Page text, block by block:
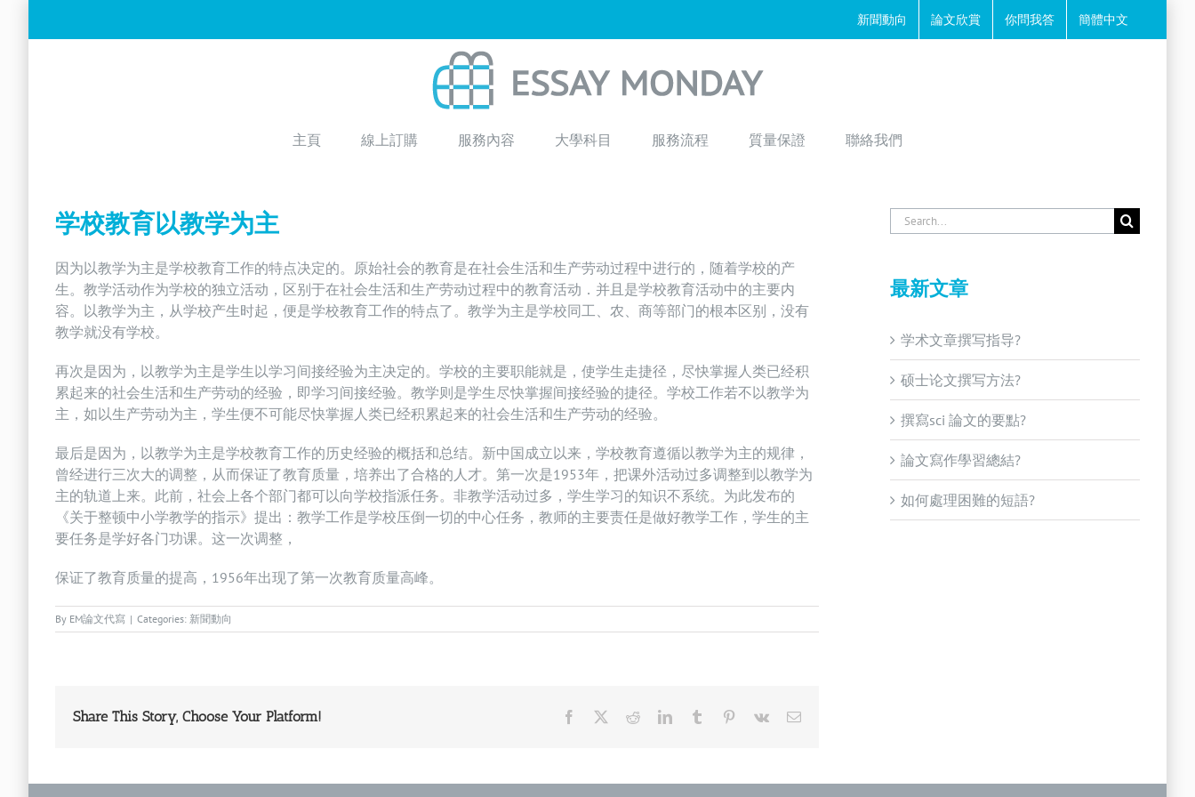
新聞動向 論文欣賞 你問我答 簡體中文
主頁 線上訂購 服務內容 大學科目 服務流程 質量保證 聯絡我們
学校教育以教学为主
因为以教学为主是学校教育工作的特点决定的。原始社会的教育是在社会生活和生产劳动过程中进行的，随着学校的产
生。教学活动作为学校的独立活动，区别于在社会生活和生产劳动过程中的教育活动．并且是学校教育活动中的主要内
容。以教学为主，从学校产生时起，便是学校教育工作的特点了。教学为主是学校同工、农、商等部门的根本区别，没有
教学就没有学校。
再次是因为，以教学为主是学生以学习间接经验为主决定的。学校的主要职能就是，使学生走捷径，尽快掌握人类已经积
累起来的社会生活和生产劳动的经验，即学习间接经验。教学则是学生尽快掌握间接经验的捷径。学校工作若不以教学为
主，如以生产劳动为主，学生便不可能尽快掌握人类已经积累起来的社会生活和生产劳动的经验。
最后是因为，以教学为主是学校教育工作的历史经验的概括和总结。新中国成立以来，学校教育遵循以教学为主的规律，
曾经进行三次大的调整，从而保证了教育质量，培养出了合格的人才。第一次是1953年，把课外活动过多调整到以教学为
主的轨道上来。此前，社会上各个部门都可以向学校指派任务。非教学活动过多，学生学习的知识不系统。为此发布的
《关于整顿中小学教学的指示》提出：教学工作是学校压倒一切的中心任务，教师的主要责任是做好教学工作，学生的主
要任务是学好各门功课。这一次调整，
保证了教育质量的提高，1956年出现了第一次教育质量高峰。
By EM論文代寫 | Categories: 新聞動向
Share This Story, Choose Your Platform! Facebook RedditLinkedInTumblr Pinterest
Vk Email
Search
for:
最新文章
学术文章撰写指导?
硕士论文撰写方法?
撰寫sci 論文的要點?
論文寫作學習總結?
如何處理困難的短語?